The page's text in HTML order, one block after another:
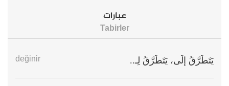
عبارات
Tabirler
يَتَطَرَّقُ إلَى، يَتَطَرَّقُ لِـ.. değinir